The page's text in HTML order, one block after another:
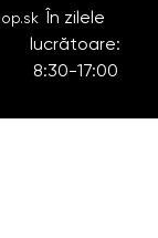
În zilele
lucrătoare:
8:30-17:00